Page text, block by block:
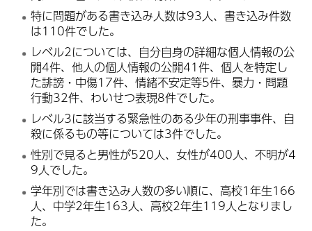
特に問題がある書き込み人数は93人、書き込み件数
は110件でした。
レベル2については、自分自身の詳細な個人情報の公
開4件、他人の個人情報の公開41件、個人を特定し
た誹謗・中傷17件、情緒不安定等5件、暴力・問題
行動32件、わいせつ表現8件でした。
レベル3に該当する緊急性のある少年の刑事事件、自
殺に係るもの等については3件でした。
性別で見ると男性が520人、女性が400人、不明が4
9人でした。
学年別では書き込み人数の多い順に、高校1年生166
人、中学2年生163人、高校2年生119人となりまし
た。